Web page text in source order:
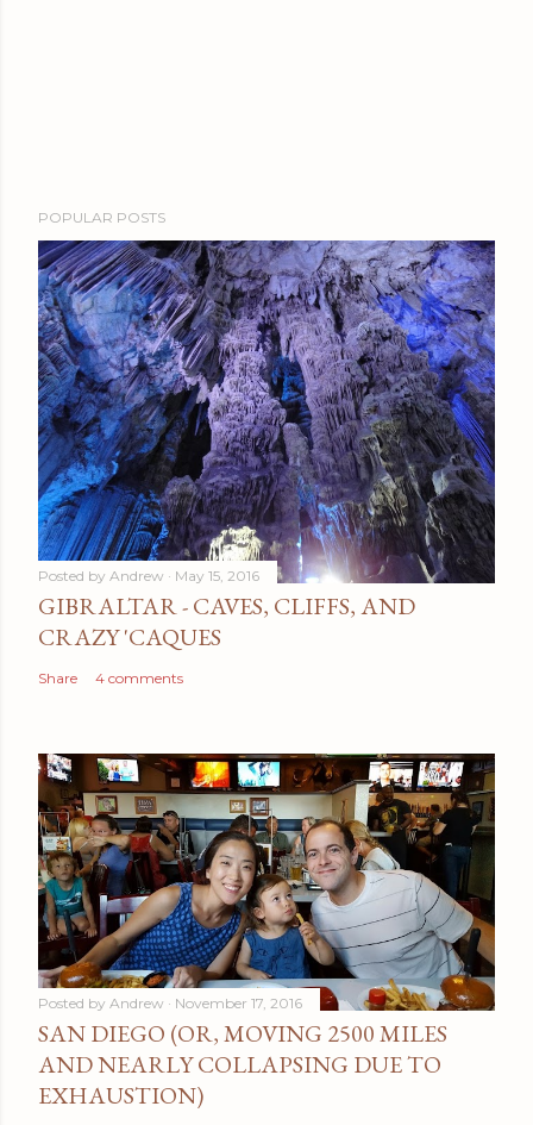
POPULAR POSTS
Posted by Andrew May 15, 2016
GIBRALTAR - CAVES, CLIFFS, AND
CRAZY 'CAQUES
Share 4 comments
Posted by Andrew November 17, 2016
SAN DIEGO (OR, MOVING 2500 MILES
AND NEARLY COLLAPSING DUE TO
EXHAUSTION)